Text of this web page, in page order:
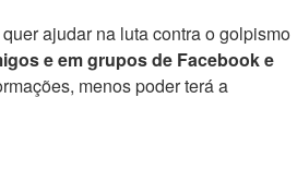
ajudar na luta contra o golpismo
e em grupos de Facebook e
menos poder terá a